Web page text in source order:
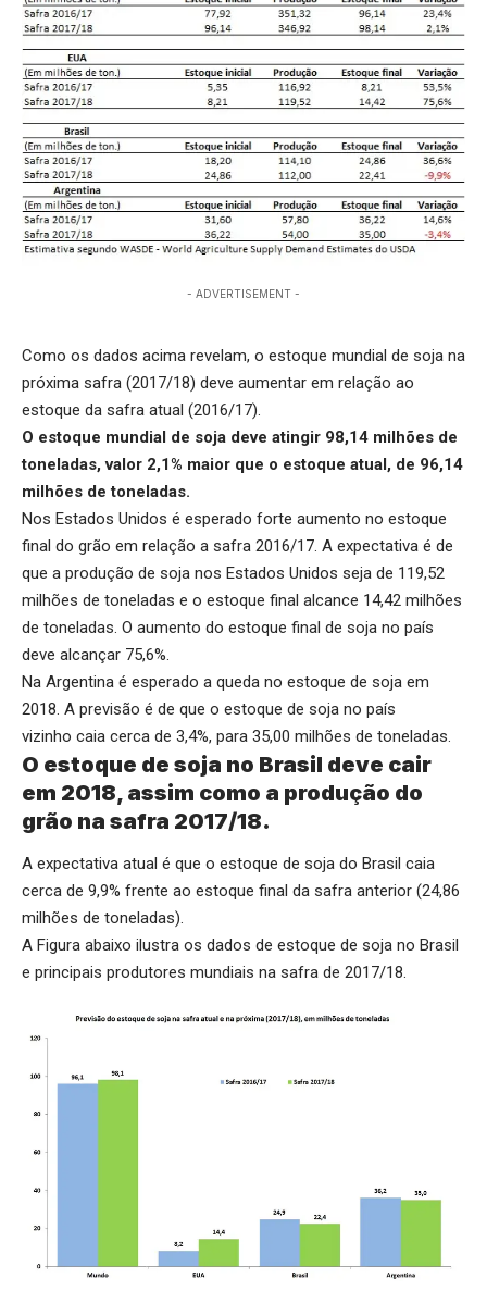
- ADVERTISEMENT -
Como os dados acima revelam, o estoque mundial de soja na
próxima safra (2017/18) deve aumentar em relação ao
estoque da safra atual (2016/17).
O estoque mundial de soja deve atingir 98,14 milhões de
toneladas, valor 2,1% maior que o estoque atual, de 96,14
milhões de toneladas.
Nos Estados Unidos é esperado forte aumento no estoque
final do grão em relação a safra 2016/17. A expectativa é de
que a produção de soja nos Estados Unidos seja de 119,52
milhões de toneladas e o estoque final alcance 14,42 milhões
de toneladas. O aumento do estoque final de soja no país
deve alcançar 75,6%.
Na Argentina é esperado a queda no estoque de soja em
2018. A previsão é de que o estoque de soja no país
vizinho caia cerca de 3,4%, para 35,00 milhões de toneladas.
O estoque de soja no Brasil deve cair
em 2018, assim como a produção do
grão na safra 2017/18.
A expectativa atual é que o estoque de soja do Brasil caia
cerca de 9,9% frente ao estoque final da safra anterior (24,86
milhões de toneladas).
A Figura abaixo ilustra os dados de estoque de soja no Brasil
e principais produtores mundiais na safra de 2017/18.